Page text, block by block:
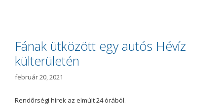
ó
r
i
a
Fának ütközött egy autós Hévíz
külterületén
február 20, 2021
Rendőrségi hírek az elmúlt 24 órából.